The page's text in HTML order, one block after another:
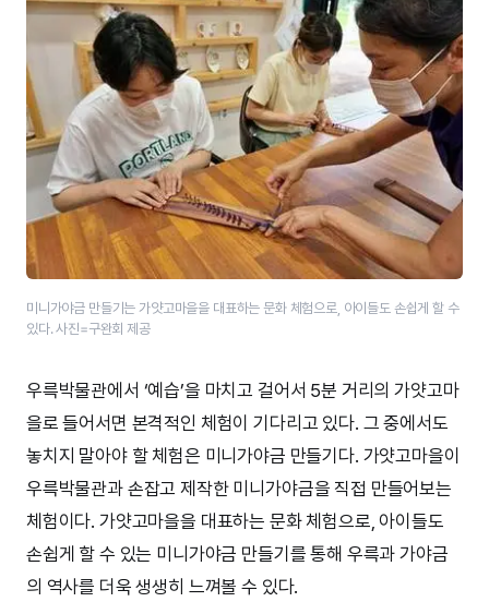
미니가야금 만들기는 가얏고마을을 대표하는 문화 체험으로, 아이들도 손쉽게 할 수
있다. 사진=구완회 제공
우륵박물관에서 ‘예습’을 마치고 걸어서 5분 거리의 가얏고마
을로 들어서면 본격적인 체험이 기다리고 있다. 그 중에서도
놓치지 말아야 할 체험은 미니가야금 만들기다. 가얏고마을이
우륵박물관과 손잡고 제작한 미니가야금을 직접 만들어보는
체험이다. 가얏고마을을 대표하는 문화 체험으로, 아이들도
손쉽게 할 수 있는 미니가야금 만들기를 통해 우륵과 가야금
의 역사를 더욱 생생히 느껴볼 수 있다.